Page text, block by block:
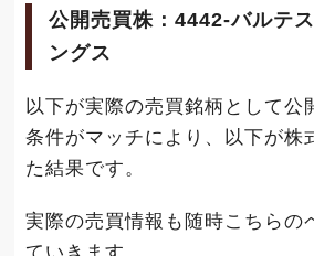
公開売買株：4442-バルテ
ングス
以下が実際の売買銘柄として公
条件がマッチにより、以下が株
た結果です。
実際の売買情報も随時こちらの